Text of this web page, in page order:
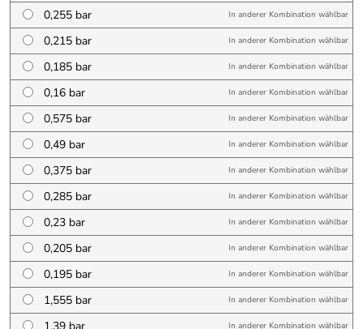
0,255 bar In anderer Kombination wählbar
0,215 bar In anderer Kombination wählbar
0,185 bar In anderer Kombination wählbar
0,16 bar In anderer Kombination wählbar
0,575 bar In anderer Kombination wählbar
0,49 bar In anderer Kombination wählbar
0,375 bar In anderer Kombination wählbar
0,285 bar In anderer Kombination wählbar
0,23 bar In anderer Kombination wählbar
0,205 bar In anderer Kombination wählbar
0,195 bar In anderer Kombination wählbar
1,555 bar In anderer Kombination wählbar
1,39 bar In anderer Kombination wählbar